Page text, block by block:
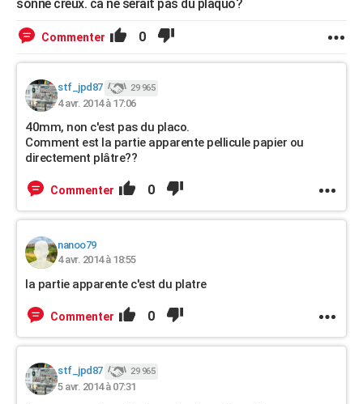
sonne creux. ca ne serait pas du plaquo?
Commenter 0
stf_jpd87 29 965
4 avr. 2014 à 17:06
40mm, non c'est pas du placo.
Comment est la partie apparente pellicule papier ou
directement plâtre??
Commenter 0
nanoo79
4 avr. 2014 à 18:55
la partie apparente c'est du platre
Commenter 0
stf_jpd87 29 965
5 avr. 2014 à 07:31